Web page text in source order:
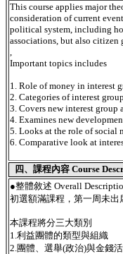
This course applies major
consideration of current
political system, including
associations, but also
Important topics includes
1. Role of money in interest
2. Categories of interest group.
3. Covers new interest group
4. Examines new
5. Looks at the role of social
6. Comparative look at
四、課程內容 Course
●整體敘述 Overall
初選額滿課程，第一周未出
本課程將分三大類別
1.利益團體的類型與組織
2.團體、選舉(政治)與金錢